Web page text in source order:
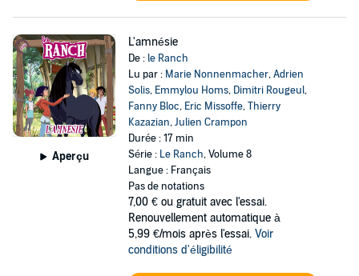
Aperçu
L'amnésie
De : le Ranch
Lu par : Marie Nonnenmacher,Adrien
Solis, Emmylou Homs, Dimitri Rougeul,
Fanny Bloc, Eric Missoffe,Thierry
Kazazian,Julien Crampon
Durée : 17 min
Série : Le Ranch, Volume 8
Langue : Français
Pas de notations
7,00 € ou gratuit avec l'essai.
Renouvellement automatique à
5,99 €/mois après l'essai. Voir
conditions d'éligibilité